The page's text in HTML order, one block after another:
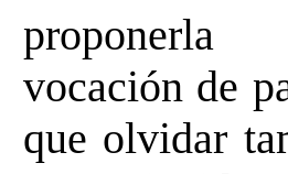
vocación de
que olvidar